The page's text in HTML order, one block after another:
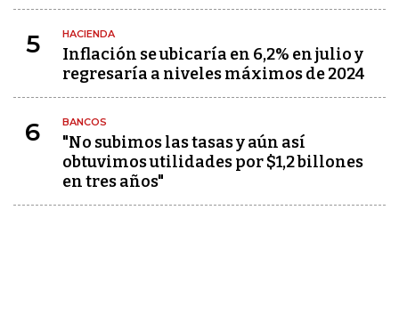
5 HACIENDA
Inflación se ubicaría en 6,2% en julio y
regresaría a niveles máximos de 2024
6 BANCOS
"No subimos las tasas y aún así
obtuvimos utilidades por $1,2 billones
en tres años"